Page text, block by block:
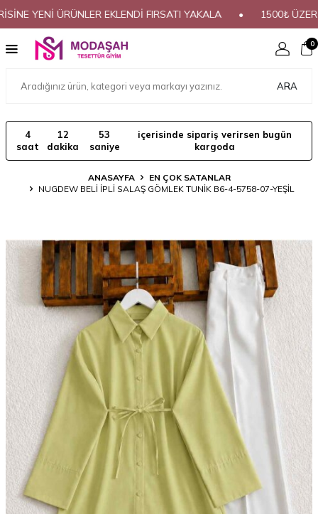
ÜRÜNLER EKLENDİ FIRSATI YAKALA • 1500₺ ÜZERİ
ARA
0
4
saat
12
dakika
53
saniye
içerisinde sipariş verirsen bugün
kargoda
ANASAYFA
EN ÇOK SATANLAR
NUGDEW BELİ İPLİ SALAŞ GÖMLEK TUNİK B6-4-5758-07-YEŞİL